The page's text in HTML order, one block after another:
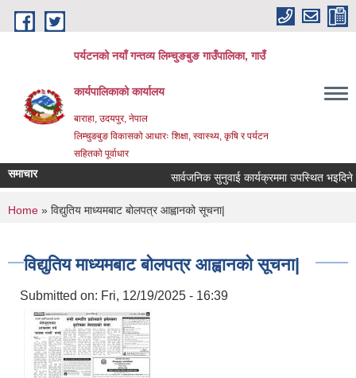
Skip to main content
पर्यटनको नयाँ गन्तव्य लिम्चुङबुङ गाउँपालिका, गाउँ
कार्यपालिकाको कार्यालय
बाराहा, उदयपुर, नेपाल
लिम्चुङबुङ विकासको आधारः शिक्षा, स्वास्थ्य, कृषि र पर्यटन
सहितको पूर्वाधार
समाचार सार्वजनिक सुनुवाई कार्यक्रममा उपस्थित भइदिने
You are here
Home » विद्युतिय माध्यमबाट बोलपत्र आह्वानको सूचना|
विद्युतिय माध्यमबाट बोलपत्र आह्वानको सूचना|
Submitted on: Fri, 12/19/2025 - 16:39